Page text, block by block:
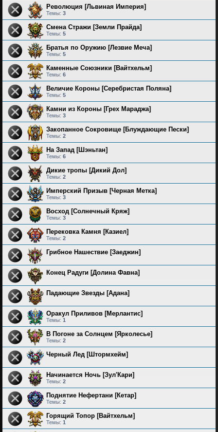
Революция [Львиная Империя]
Темы: 3
Смена Стражи [Земли Прайда]
Темы: 5
Братья по Оружию [Лезвие Меча]
Темы: 5
Каменные Союзники [Вайтхельм]
Темы: 6
Величие Короны [Серебристая Поляна]
Темы: 5
Камни из Короны [Грех Мараджа]
Темы: 3
Закопанное Сокровище [Блуждающие Пески]
Темы: 2
На Запад [Шэньтан]
Темы: 6
Дикие тропы [Дикий Дол]
Темы: 2
Имперский Призыв [Черная Метка]
Темы: 3
Восход [Солнечный Кряж]
Темы: 3
Перековка Камня [Казиел]
Темы: 2
Грибное Нашествие [Заеджин]
Конец Радуги [Долина Фавна]
Падающие Звезды [Адана]
Оракул Приливов [Мерлантис]
Темы: 1
В Погоне за Солнцем [Ярколесье]
Темы: 2
Черный Лед [Штормхейм]
Начинается Ночь [Зул'Кари]
Темы: 2
Поднятие Нефертани [Кетар]
Темы: 2
Горящий Топор [Вайтхельм]
Темы: 1